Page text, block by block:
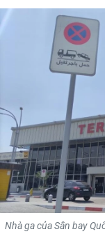
THỂ THAO
GIÁO DỤC
KHOA HỌC -
MÔI TRƯỜNG
BẠN ĐỌC
KIỂM CHỨNG
Nhà ga của Sân bay